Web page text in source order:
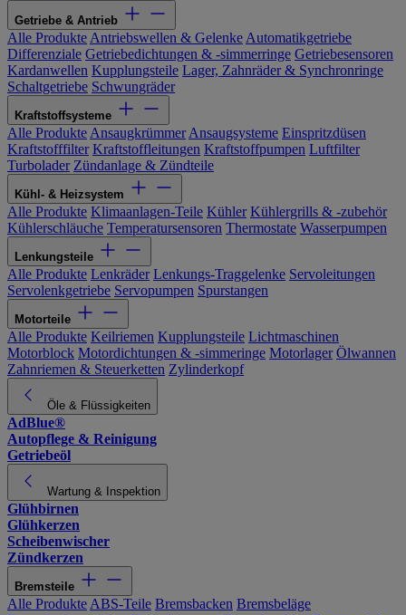
Getriebe & Antrieb
Alle Produkte Antriebswellen & Gelenke Automatikgetriebe
Differenziale Getriebedichtungen & -simmerringe Getriebesensoren
Kardanwellen Kupplungsteile Lager, Zahnräder & Synchronringe
Schaltgetriebe Schwungräder
Kraftstoffsysteme
Alle Produkte Ansaugkrümmer Ansaugsysteme Einspritzdüsen
Kraftstofffilter Kraftstoffleitungen Kraftstoffpumpen Luftfilter
Turbolader Zündanlage & Zündteile
Kühl- & Heizsystem
Alle Produkte Klimaanlagen-Teile Kühler Kühlergrills & -zubehör
Kühlerschläuche Temperatursensoren Thermostate Wasserpumpen
Lenkungsteile
Alle Produkte Lenkräder Lenkungs-Traggelenke Servoleitungen
Servolenkgetriebe Servopumpen Spurstangen
Motorteile
Alle Produkte Keilriemen Kupplungsteile Lichtmaschinen
Motorblock Motordichtungen & -simmeringe Motorlager Ölwannen
Zahnriemen & Steuerketten Zylinderkopf
Öle & Flüssigkeiten
AdBlue®
Autopflege & Reinigung
Getriebeöl
Wartung & Inspektion
Glühbirnen
Glühkerzen
Scheibenwischer
Zündkerzen
Bremsteile
Alle Produkte ABS-Teile Bremsbacken Bremsbeläge